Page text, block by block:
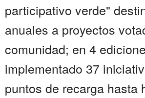
participativo verde"
anuales a proyectos
comunidad; en 4
implementado 37
puntos de recarga hasta